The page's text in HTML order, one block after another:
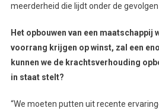
meerderheid die lijdt onder de
Het opbouwen van een maatschappij
voorrang krijgen op winst, zal een
kunnen we de krachtsverhouding
in staat stelt?
“We moeten putten uit recente